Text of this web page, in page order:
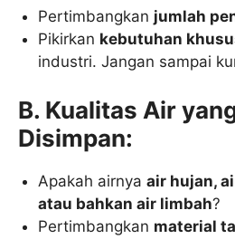
Pertimbangkan jumlah
Pikirkan kebutuhan
industri. Jangan sampai
B. Kualitas Air
Disimpan:
Apakah airnyaair hujan,
atau bahkan air limbah?
Pertimbangkan material